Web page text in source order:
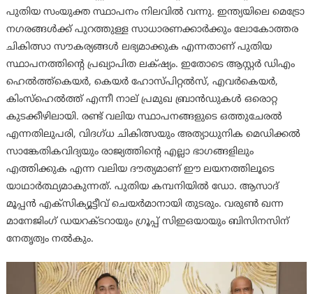
പുതിയ സംയുക്ത സ്ഥാപനം നിലവിൽ വന്നു. ഇന്ത്യയിലെ മെട്രോ
നഗരങ്ങൾക്ക് പുറത്തുള്ള സാധാരണക്കാർക്കും ലോകോത്തര
ചികിത്സാ സൗകര്യങ്ങൾ ലഭ്യമാക്കുക എന്നതാണ് പുതിയ
സ്ഥാപനത്തിന്റെ പ്രഖ്യാപിത ലക്‌ഷ്യം. ഇതോടെ ആസ്റ്റർ ഡിഎം
ഹെൽത്ത്കെയർ, കെയർ ഹോസ്പിറ്റൽസ്, എവർകെയർ,
കിംസ്ഹെൽത്ത് എന്നീ നാല് പ്രമുഖ ബ്രാൻഡുകൾ ഒരൊറ്റ
കുടക്കീഴിലായി. രണ്ട് വലിയ സ്ഥാപനങ്ങളുടെ ഒത്തുചേരൽ
എന്നതിലുപരി, വിദഗ്ധ ചികിത്സയും അത്യാധുനിക മെഡിക്കൽ
സാങ്കേതികവിദ്യയും രാജ്യത്തിന്റെ എല്ലാ ഭാഗങ്ങളിലും
എത്തിക്കുക എന്ന വലിയ ദൗത്യമാണ് ഈ ലയനത്തിലൂടെ
യാഥാർത്ഥ്യമാകുന്നത്. പുതിയ കമ്പനിയിൽ ഡോ. ആസാദ്
മൂപ്പൻ എക്സിക്യൂട്ടീവ് ചെയർമാനായി തുടരും. വരുൺ ഖന്ന
മാനേജിംഗ് ഡയറക്ടറായും ഗ്രൂപ്പ് സിഇഒയായും ബിസിനസിന്
നേതൃത്വം നൽകും.